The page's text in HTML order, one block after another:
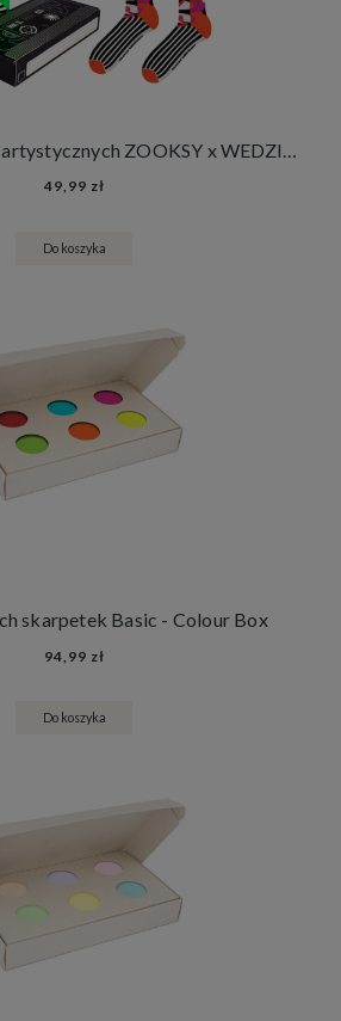
49,99 zł
Do koszyka
skarpetek Basic - Colour Box
94,99 zł
Do koszyka